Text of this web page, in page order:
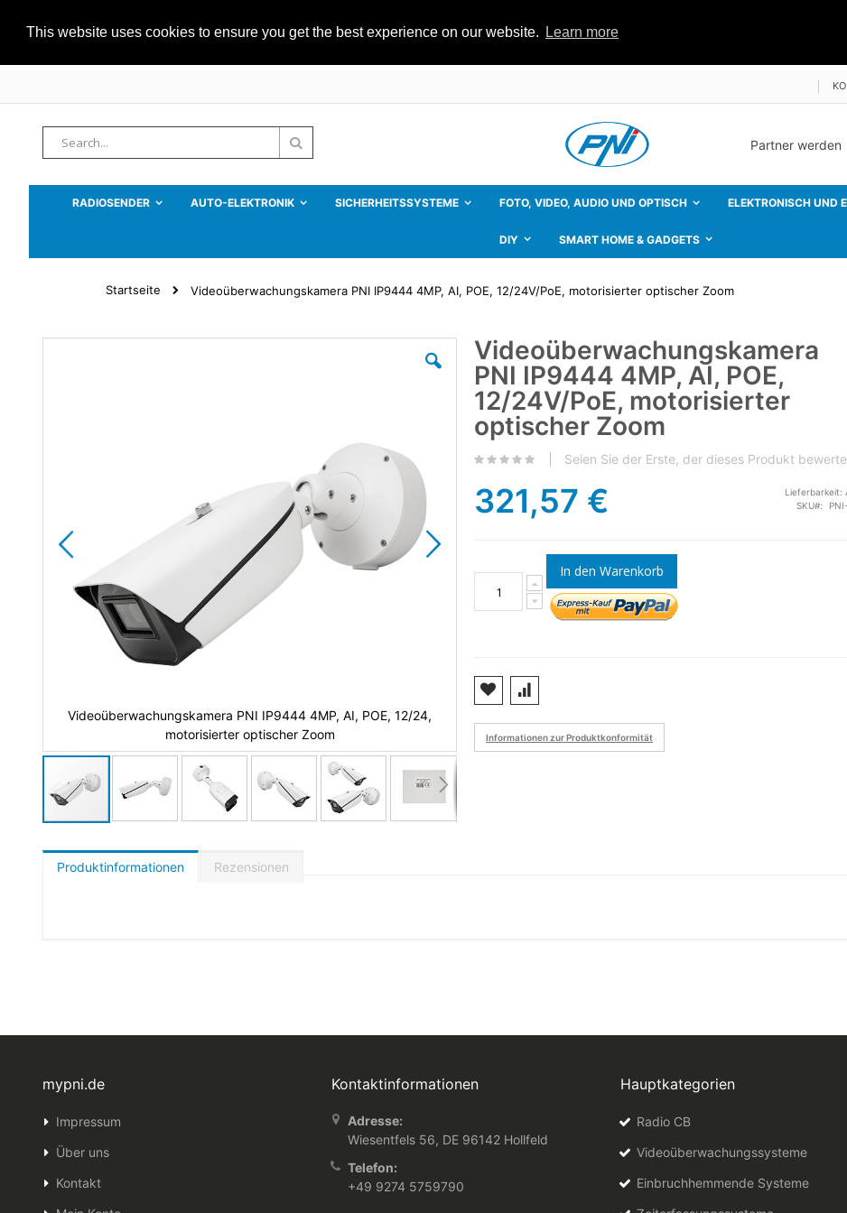
This website uses cookies to ensure you get the best experience on our website. Learn more
Suche
Partner werden
RADIOSENDER AUTO-ELEKTRONIK SICHERHEITSSYSTEME FOTO, VIDEO, AUDIO UND OPTISCH ELEKTRONISCH UND
DIY SMART HOME & GADGETS
Startseite Videoüberwachungskamera PNI IP9444 4MP, AI, POE, 12/24V/PoE, motorisierter optischer Zoom
Videoüberwachungskamera PNI IP9444 4MP, AI, POE, 12/24,
motorisierter optischer Zoom
motorisierter optischer Zoom
Zum
Anfang
Bildgalerie
springen
Videoüberwachungskamera
PNI IP9444 4MP, AI, POE,
12/24V/PoE, motorisierter
optischer Zoom
Seien Sie der Erste, der dieses Produkt
321,57 € Lieferbarkeit:
SKU
In den Warenkorb
Informationen zur Produktkonformität
Produktinformationen Rezensionen
mypni.de
Impressum
Über uns
Kontakt
Kontaktinformationen
Adresse:
Wiesentfels 56, DE 96142 Hollfeld
Telefon:
+49 9274 5759790
Hauptkategorien
Radio CB
Videoüberwachungssysteme
Einbruchhemmende Systeme